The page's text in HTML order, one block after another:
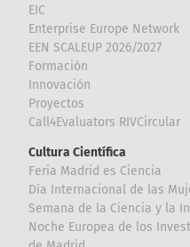
EIC
Enterprise Europe Network
EEN SCALEUP 2026/2027
Formación
Innovación
Proyectos
Call4Evaluators RIVCircular
Cultura Científica
Feria Madrid es Ciencia
Día Internacional de las
Semana de la Ciencia y la
Noche Europea de los